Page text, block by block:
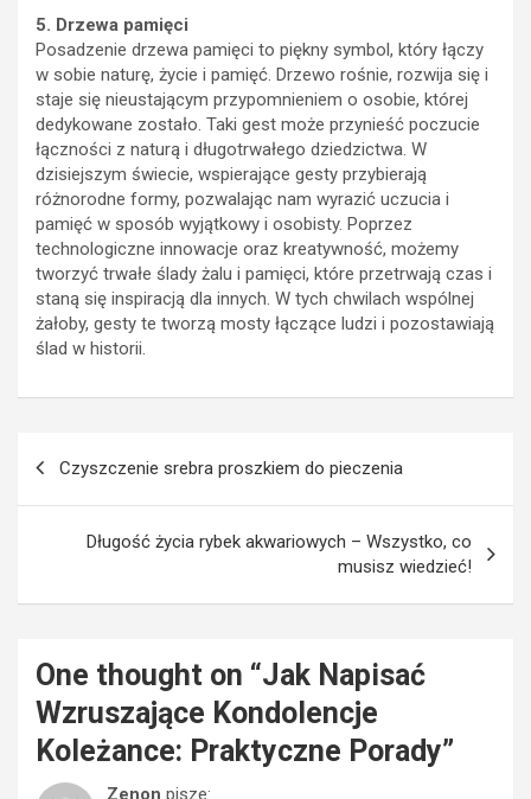
5. Drzewa pamięci
Posadzenie drzewa pamięci to piękny symbol, który łączy
w sobie naturę, życie i pamięć. Drzewo rośnie, rozwija się i
staje się nieustającym przypomnieniem o osobie, której
dedykowane zostało. Taki gest może przynieść poczucie
łączności z naturą i długotrwałego dziedzictwa. W
dzisiejszym świecie, wspierające gesty przybierają
różnorodne formy, pozwalając nam wyrazić uczucia i
pamięć w sposób wyjątkowy i osobisty. Poprzez
technologiczne innowacje oraz kreatywność, możemy
tworzyć trwałe ślady żalu i pamięci, które przetrwają czas i
staną się inspiracją dla innych. W tych chwilach wspólnej
żałoby, gesty te tworzą mosty łączące ludzi i pozostawiają
ślad w historii.
wpisu
Czyszczenie srebra proszkiem do pieczenia
Długość życia rybek akwariowych – Wszystko, co
musisz wiedzieć!
One thought on “Jak Napisać
Wzruszające Kondolencje
Koleżance: Praktyczne Porady”
Zenon pisze: